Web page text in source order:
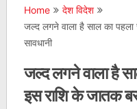
Home
देश विदेश
जल्‍द लगने वाला है साल का
सावधानी
जल्‍द लगने वाला है
इस राशि के जातक